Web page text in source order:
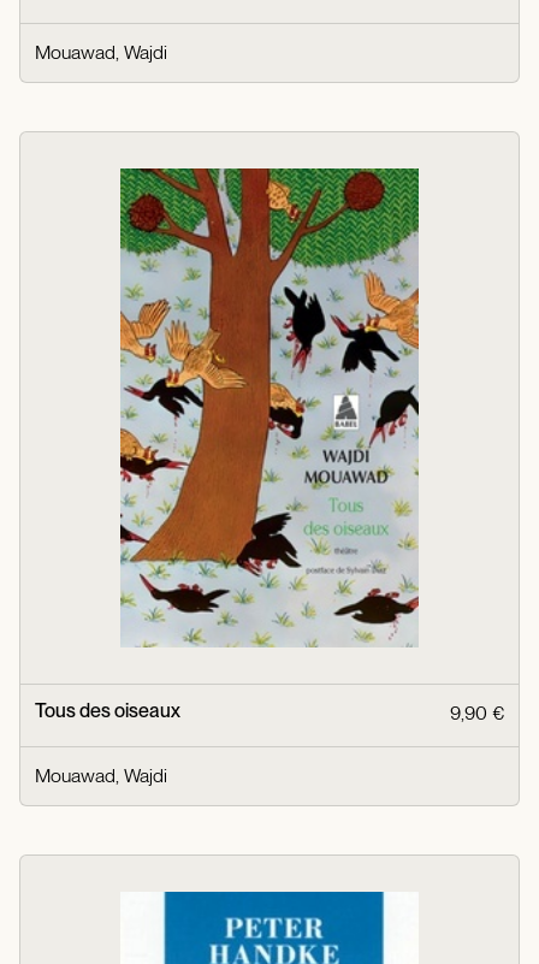
Mouawad, Wajdi
Tous des oiseaux 9,90 €
Mouawad, Wajdi